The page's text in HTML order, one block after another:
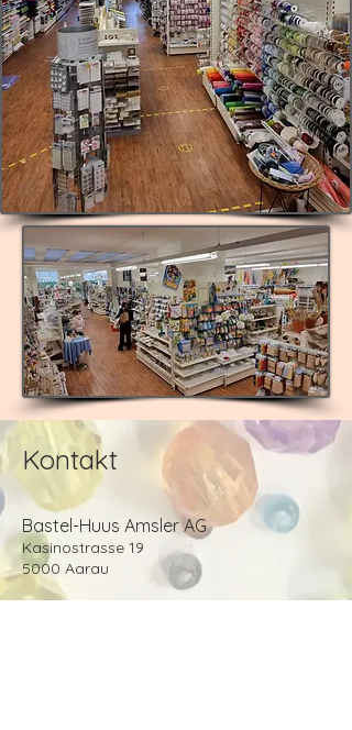
Kontakt
​​Bastel-Huus Amsler AG
Kasinostrasse 19
5000 Aarau